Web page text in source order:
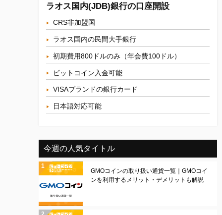
ラオス国内(JDB)銀行の口座開設
CRS非加盟国
ラオス国内の民間大手銀行
初期費用800ドルのみ（年会費100ドル）
ビットコイン入金可能
VISAブランドの銀行カード
日本語対応可能
今週の人気タイトル
GMOコインの取り扱い通貨一覧｜GMOコイ
ンを利用するメリット・デメリットも解説